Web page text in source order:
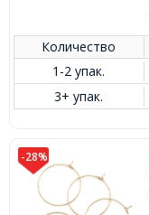
Количество
1-2 упак.
3+ упак.
-28%